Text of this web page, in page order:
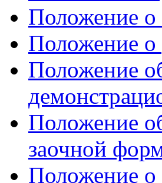
Положение о
Положение о
Положение
Положение
заочной
Положение о